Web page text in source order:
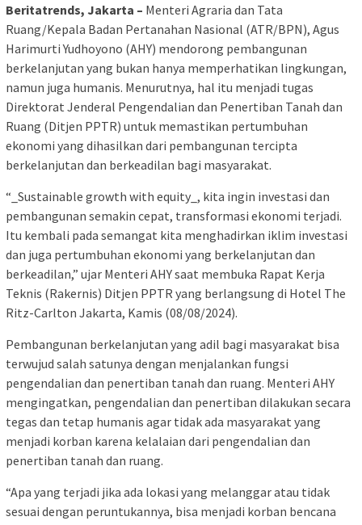
Beritatrends, Jakarta – Menteri Agraria dan Tata
Ruang/Kepala Badan Pertanahan Nasional (ATR/BPN), Agus
Harimurti Yudhoyono (AHY) mendorong pembangunan
berkelanjutan yang bukan hanya memperhatikan lingkungan,
namun juga humanis. Menurutnya, hal itu menjadi tugas
Direktorat Jenderal Pengendalian dan Penertiban Tanah dan
Ruang (Ditjen PPTR) untuk memastikan pertumbuhan
ekonomi yang dihasilkan dari pembangunan tercipta
berkelanjutan dan berkeadilan bagi masyarakat.
“_Sustainable growth with equity_, kita ingin investasi dan
pembangunan semakin cepat, transformasi ekonomi terjadi.
Itu kembali pada semangat kita menghadirkan iklim investasi
dan juga pertumbuhan ekonomi yang berkelanjutan dan
berkeadilan,” ujar Menteri AHY saat membuka Rapat Kerja
Teknis (Rakernis) Ditjen PPTR yang berlangsung di Hotel The
Ritz-Carlton Jakarta, Kamis (08/08/2024).
Pembangunan berkelanjutan yang adil bagi masyarakat bisa
terwujud salah satunya dengan menjalankan fungsi
pengendalian dan penertiban tanah dan ruang. Menteri AHY
mengingatkan, pengendalian dan penertiban dilakukan secara
tegas dan tetap humanis agar tidak ada masyarakat yang
menjadi korban karena kelalaian dari pengendalian dan
penertiban tanah dan ruang.
“Apa yang terjadi jika ada lokasi yang melanggar atau tidak
sesuai dengan peruntukannya, bisa menjadi korban bencana